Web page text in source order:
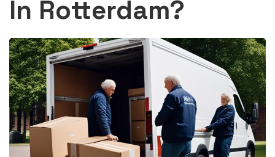
In Rotterdam?